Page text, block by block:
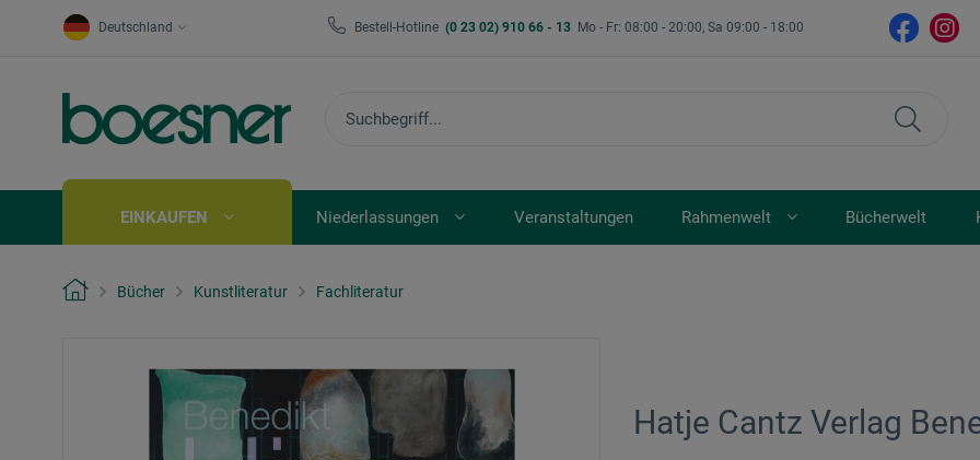
Deutschland Bestell-Hotline (0 23 02) 910 66 - 13 Mo - Fr: 08:00 - 20:00, Sa 09:00 - 18:00
EINKAUFEN Niederlassungen Veranstaltungen Rahmenwelt Bücherwelt
Bücher Kunstliteratur Fachliteratur
Hatje Cantz Verlag